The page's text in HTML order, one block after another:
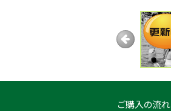
ご購入の流れ